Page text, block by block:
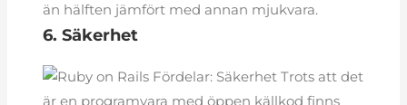
än hälften jämfört med annan mjukvara.
6. Säkerhet
Trots att det
är en programvara med öppen källkod finns